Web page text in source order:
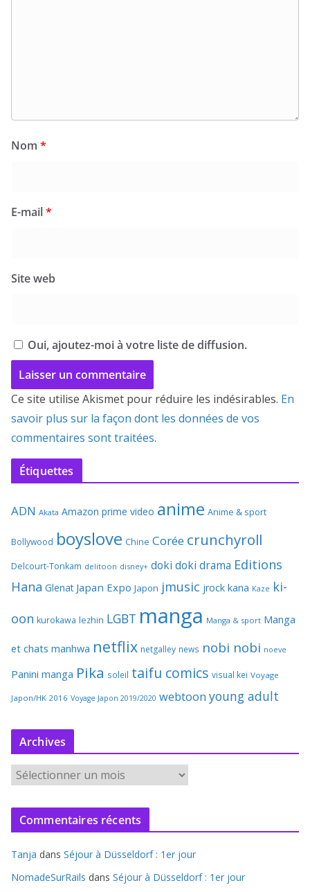
Nom *
E-mail*
Site web
Oui, ajoutez-moi à votre liste de diffusion.
Ce site utilise Akismet pour réduire les indésirables. En
savoir plus sur la façon dont les données de vos
commentaires sont traitées.
Étiquettes
ADN Akata Amazon prime video anime Anime & sport
Bollywood boyslove Chine Corée crunchyroll
Delcourt-Tonkam delitoon disney+ doki doki drama Editions
Hana Glenat Japan Expo Japon jmusic jrock kana Kaze ki-
oon kurokawa lezhin LGBT manga Manga & sport Manga
et chats manhwa netflix netgalley news nobi nobi noeve
Panini manga Pika soleil taifu comics visual kei Voyage
Japon/HK 2016 Voyage Japon 2019/2020 webtoon young adult
Archives
r
c
v
e
Commentaires récents
Tanja dans Séjour à Düsseldorf : 1er jour
NomadeSurRails dans Séjour à Düsseldorf : 1er jour